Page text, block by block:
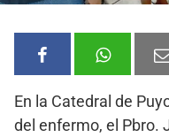
En la Catedral de
del enfermo, el Pbro.